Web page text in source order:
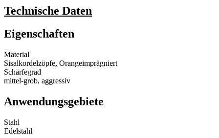
Technische Daten
Eigenschaften
Material
Sisalkordelzöpfe, Orangeimprägniert
Schärfegrad
mittel-grob, aggressiv
Anwendungsgebiete
Stahl
Edelstahl